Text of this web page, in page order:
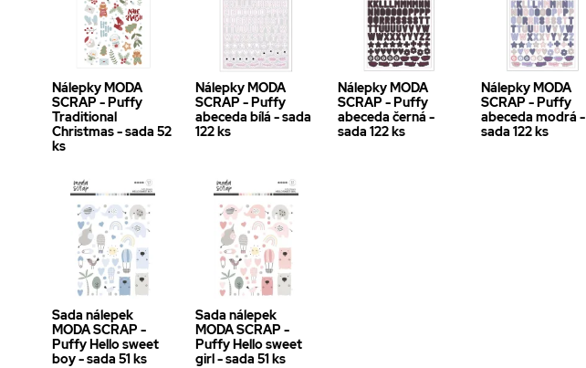
Nálepky MODA
SCRAP - Puffy
Traditional
Christmas - sada 52
ks
Nálepky MODA
SCRAP - Puffy
abeceda bílá - sada
122 ks
Nálepky MODA
SCRAP - Puffy
abeceda černá -
sada 122 ks
Nálepky MODA
SCRAP - Puffy
abeceda modrá -
sada 122 ks
Sada nálepek
MODA SCRAP -
Puffy Hello sweet
boy - sada 51 ks
Sada nálepek
MODA SCRAP -
Puffy Hello sweet
girl - sada 51 ks